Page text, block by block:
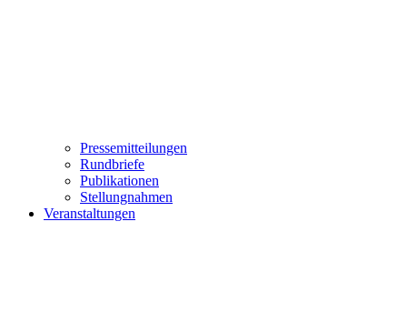
Pressemitteilungen
Rundbriefe
Publikationen
Stellungnahmen
Veranstaltungen